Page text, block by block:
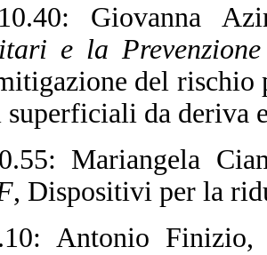
Giovanna
e la
del rischio
da deriva
Mariangela
, Dispositivi per la
Antonio